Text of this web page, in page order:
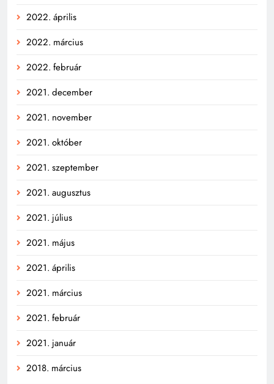
2022. április
2022. március
2022. február
2021. december
2021. november
2021. október
2021. szeptember
2021. augusztus
2021. július
2021. május
2021. április
2021. március
2021. február
2021. január
2018. március